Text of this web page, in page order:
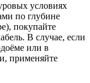
условиях
по глубине
покупайте
В случае, если
или в
применяйте